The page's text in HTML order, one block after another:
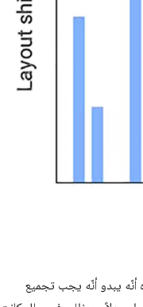
يبدو أنّه يجب تجميع